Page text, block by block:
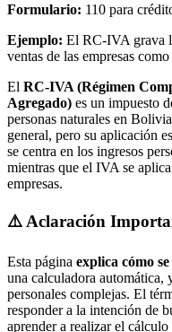
Formulario: 110 para
Ejemplo: El RC-IVA grava
ventas de las empresas
El RC-IVA (Régimen
Agregado) es un impuesto
personas naturales en
general, pero su aplicación
se centra en los ingresos
mientras que el IVA se
empresas.
⚠️ Aclaración
Esta página explica cómo
una calculadora automática,
personales complejas. El
responder a la intención de
aprender a realizar el cálculo